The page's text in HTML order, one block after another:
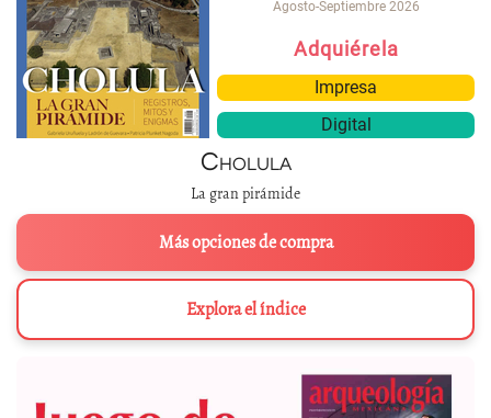
Agosto-Septiembre 2026
Adquiérela
Impresa
Digital
Cholula
La gran pirámide
Más opciones de compra
Explora el índice